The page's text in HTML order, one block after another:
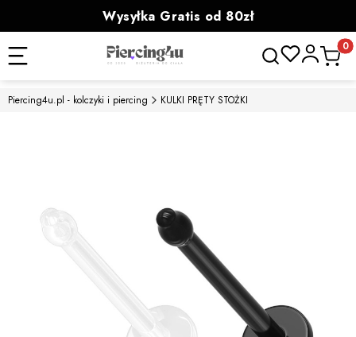
Wysyłka Gratis od 80zł
powyżej 100zł prezent
Otwórz
Piercing4u.pl - kolczyki i piercing KULKI PRĘTY STOŻKI